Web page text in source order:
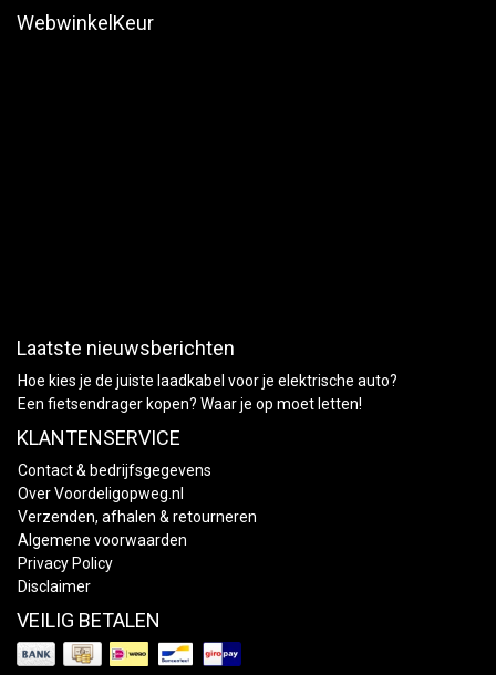
WebwinkelKeur
Laatste nieuwsberichten
Hoe kies je de juiste laadkabel voor je elektrische auto?
Een fietsendrager kopen? Waar je op moet letten!
KLANTENSERVICE
Contact & bedrijfsgegevens
Over Voordeligopweg.nl
Verzenden, afhalen & retourneren
Algemene voorwaarden
Privacy Policy
Disclaimer
VEILIG BETALEN